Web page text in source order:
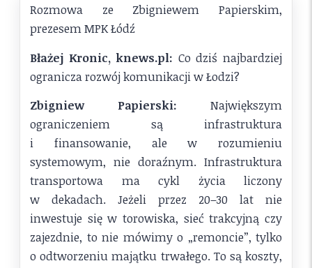
Rozmowa ze Zbigniewem Papierskim,
prezesem MPK Łódź
Błażej Kronic, knews.pl: Co dziś najbardziej
ogranicza rozwój komunikacji w Łodzi?
Zbigniew Papierski: Największym
ograniczeniem są infrastruktura
i finansowanie, ale w rozumieniu
systemowym, nie doraźnym. Infrastruktura
transportowa ma cykl życia liczony
w dekadach. Jeżeli przez 20–30 lat nie
inwestuje się w torowiska, sieć trakcyjną czy
zajezdnie, to nie mówimy o „remoncie”, tylko
o odtworzeniu majątku trwałego. To są koszty,